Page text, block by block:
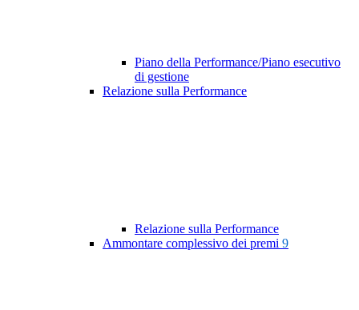
Piano della Performance/Piano esecutivo
di gestione
Relazione sulla Performance
Relazione sulla Performance
Ammontare complessivo dei premi 9